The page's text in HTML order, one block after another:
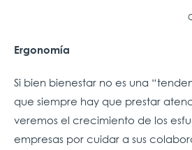
Ergonomía
Si bien bienestar no es una
que siempre hay que prestar
veremos el crecimiento de los
empresas por cuidar a sus